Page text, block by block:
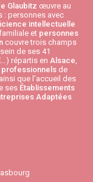
Glaubitz œuvre au
: personnes avec
intellectuelle
et personnes
couvre trois champs
de ses 41
…) répartis en Alsace
professionnels de
, ainsi que l’accueil des
ses Établissements
Adaptées